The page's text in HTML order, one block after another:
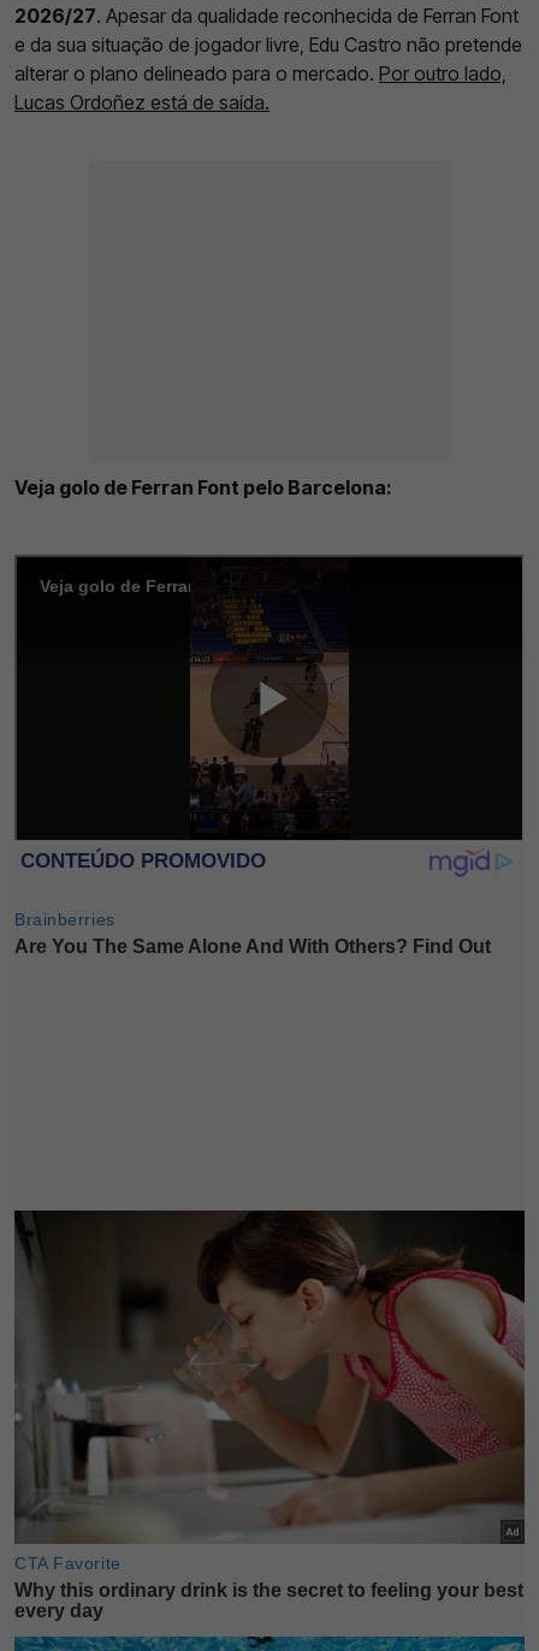
2026/27. Apesar da qualidade reconhecida de Ferran Font
e da sua situação de jogador livre, Edu Castro não pretende
alterar o plano delineado para o mercado. Por outro lado,
Lucas Ordoñez está de saída.
Veja golo de Ferran Font pelo Barcelona: